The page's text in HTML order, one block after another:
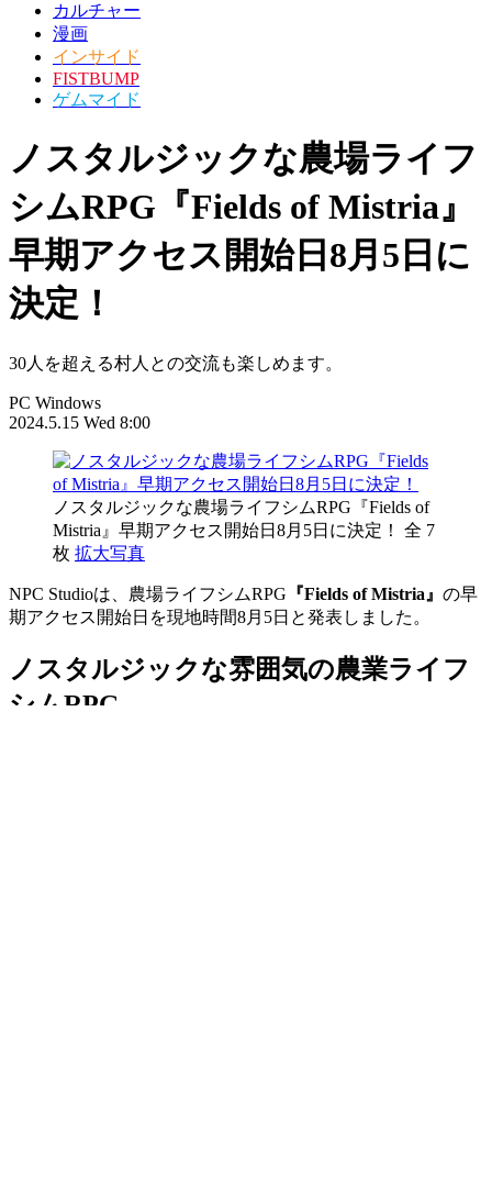
カルチャー
漫画
インサイド
FISTBUMP
ゲムマイド
ノスタルジックな農場ライフ
シムRPG『Fields of Mistria』
早期アクセス開始日8月5日に
決定！
30人を超える村人との交流も楽しめます。
PC Windows
2024.5.15 Wed 8:00
ノスタルジックな農場ライフシムRPG『Fields of
Mistria』早期アクセス開始日8月5日に決定！ 全 7
枚 拡大写真
NPC Studioは、農場ライフシムRPG 『Fields of Mistria』 の早
期アクセス開始日を現地時間8月5日と発表しました。
ノスタルジックな雰囲気の農業ライフ
シムRPG